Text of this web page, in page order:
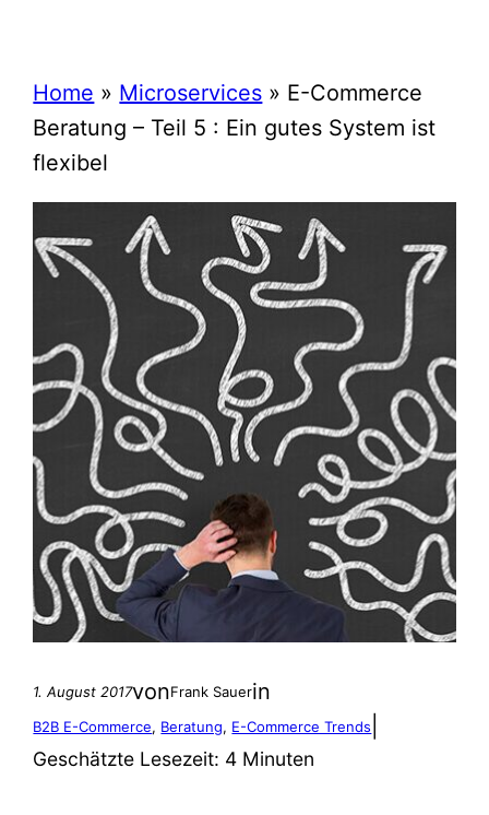
Home » Microservices » E-Commerce
Beratung – Teil 5 : Ein gutes System ist
flexibel
1. August 2017vonFrank Sauerin
B2B E-Commerce, Beratung, E-Commerce Trends|
Geschätzte Lesezeit: 4 Minuten